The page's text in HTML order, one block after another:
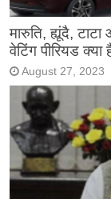
मारुति, ह्यूंदै,
वेटिंग पीरियड क्या
August 27, 2023